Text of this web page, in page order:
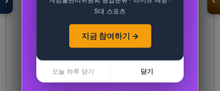
5대 스포츠
지금 참여하기 →
오늘 하루 닫기 닫기